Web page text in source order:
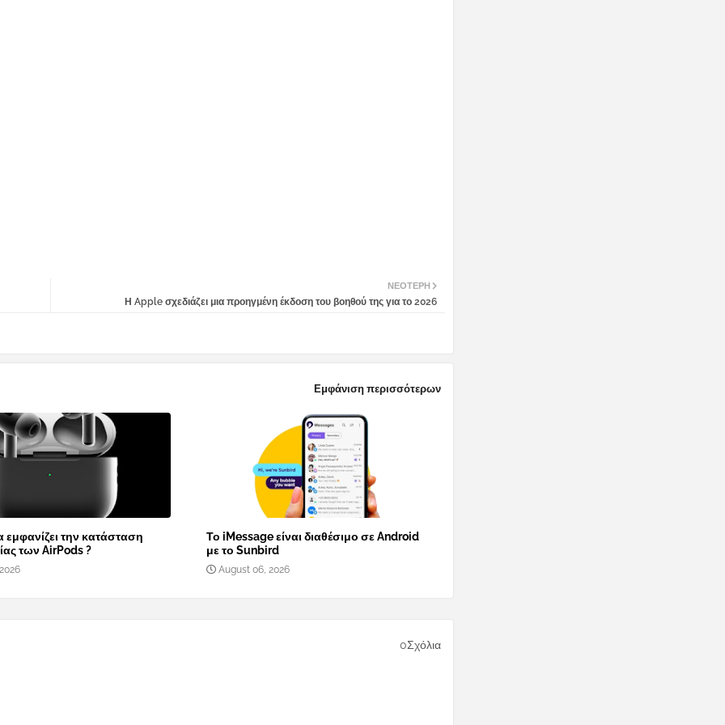
ΝΕΌΤΕΡΗ
Η Apple σχεδιάζει μια προηγμένη έκδοση του βοηθού της για το 2026
Εμφάνιση περισσότερων
εμφανίζει την κατάσταση
των AirPods ?
Το iMessage είναι διαθέσιμο σε Android
με το Sunbird
August 06, 2026
0Σχόλια